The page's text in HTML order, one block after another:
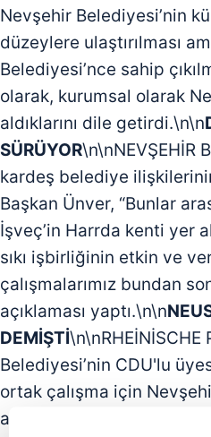
Nevşehir Belediyesi’nin
düzeylere ulaştırılması
Belediyesi’nce sahip
olarak, kurumsal olarak
aldıklarını dile getirdi.\n\n
SÜRÜYOR\n\nNEVŞEHİR
kardeş belediye
Başkan Ünver, “Bunlar
İşveç’in Harrda kenti yer
sıkı işbirliğinin etkin ve
çalışmalarımız bundan
açıklaması yaptı.\n\n
DEMİŞTİ
Belediyesi’nin CDU'lu
ortak çalışma için
alamadıklarını dile